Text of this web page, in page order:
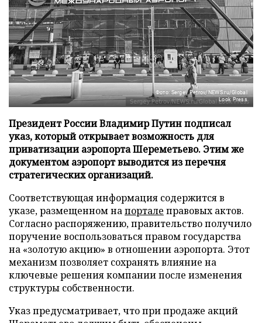
Фото: Sergey Petrov/NEWS.ru/Global
Look Press
Президент России Владимир Путин подписал
указ, который открывает возможность для
приватизации аэропорта Шереметьево. Этим же
документом аэропорт выводится из перечня
стратегических организаций.
Соответствующая информация содержится в
указе, размещенном напортале правовых актов.
Согласно распоряжению, правительство получило
поручение воспользоваться правом государства
на «золотую акцию» в отношении аэропорта. Этот
механизм позволяет сохранять влияние на
ключевые решения компании после изменения
структуры собственности.
Указ предусматривает, что при продаже акций